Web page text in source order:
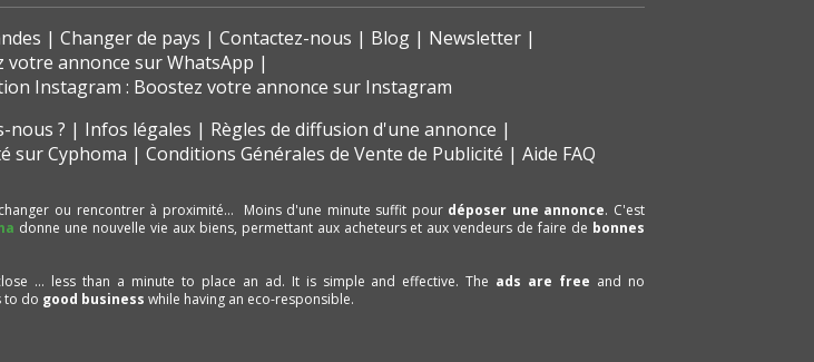
Changer de pays Contactez-nous Blog
Newsletter
votre annonce sur WhatsApp
Instagram : Boostez votre annonce sur Instagram
nous ? Infos légales
Règles de diffusion d'une annonce
sur Cyphoma Conditions Générales de Vente de Publicité Aide FAQ
ou rencontrer à proximité… Moins d'une minute suffit pour déposer une annonce. C'est
donne une nouvelle vie aux biens, permettant aux acheteurs et aux vendeurs de faire de bonnes
... less than a minute to place an ad. It is simple and effective. The ads are free and no
to do good business while having an eco-responsible.